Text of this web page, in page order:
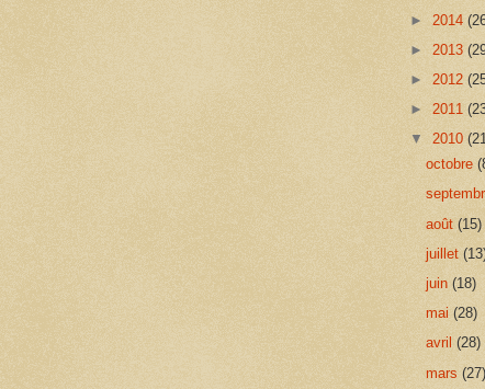
► 2014
► 2013
► 2012
► 2011
▼ 2010
octobre
août(15)
juillet
juin(18)
mai(28)
avril(28)
mars(27)